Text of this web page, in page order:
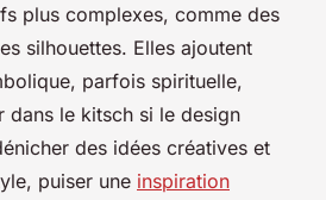
plus complexes, comme des
silhouettes. Elles ajoutent
parfois spirituelle,
dans le kitsch si le design
des idées créatives et
puiser une inspiration